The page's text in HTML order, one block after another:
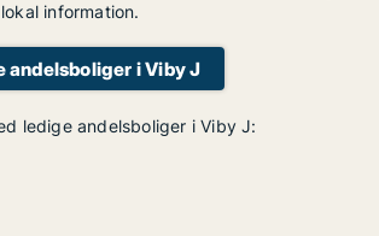
information.
andelsboliger i Viby J
ledige andelsboliger i Viby J: